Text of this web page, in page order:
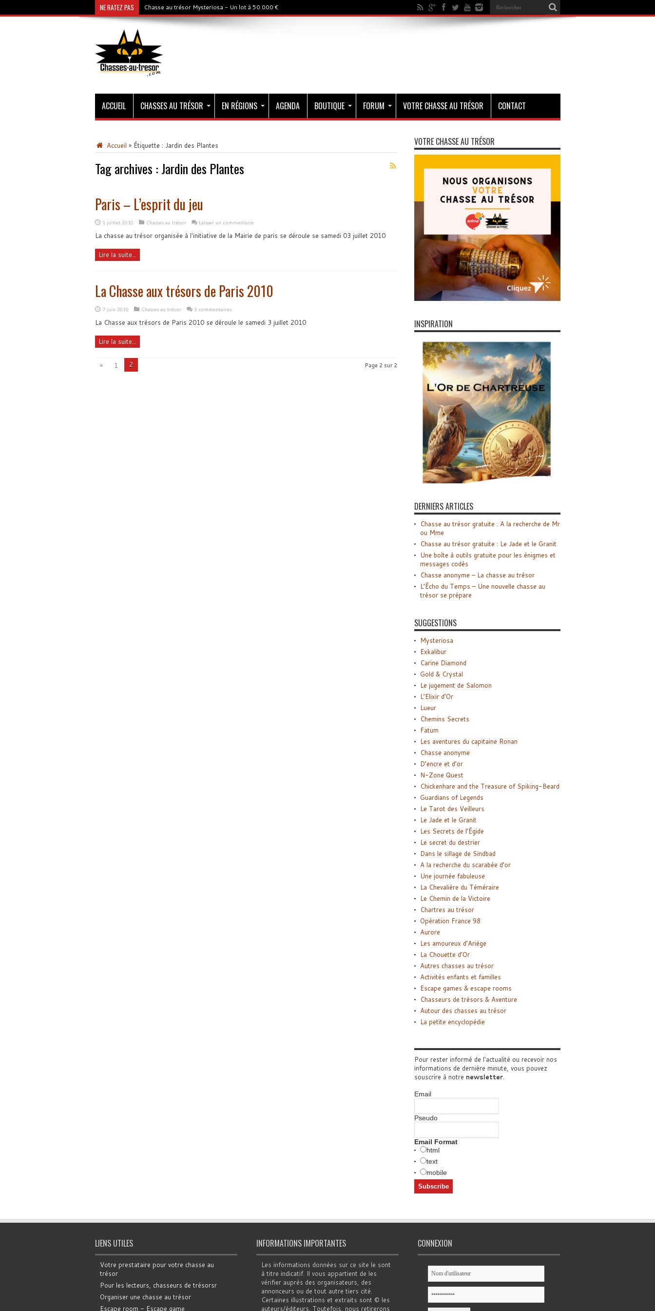
NE RATEZ PAS Chasse au trésor Mysteriosa - Un lot à 50 000 €
ACCUEIL CHASSES AU TRÉSOR EN RÉGIONS AGENDA BOUTIQUE FORUM VOTRE CHASSE AU TRÉSOR CONTACT
Accueil » Étiquette : Jardin des Plantes
Tag archives : Jardin des Plantes
Paris – L’esprit du jeu
1 juillet 2010 Chasses au trésor Laisser un commentaire
La chasse au trésor organisée à l'initiative de la Mairie de paris se déroule se samedi 03 juillet 2010
Lire la suite...
La Chasse aux trésors de Paris 2010
7 juin 2010 Chasses au trésor 3 commentaires
La Chasse aux trésors de Paris 2010 se déroule le samedi 3 juillet 2010
Lire la suite...
Page 2 sur 2
« 1 2
VOTRE CHASSE AU TRÉSOR
INSPIRATION
DERNIERS ARTICLES
Chasse au trésor gratuite : A la recherche de Mr
ou Mme
Chasse au trésor gratuite : Le Jade et le Granit
Une boîte à outils gratuite pour les énigmes et
messages codés
Chasse anonyme – La chasse au trésor
L’Écho du Temps – Une nouvelle chasse au
trésor se prépare
SUGGESTIONS
Mysteriosa
Exkalibur
Carine Diamond
Gold & Crystal
Le jugement de Salomon
L’Elixir d’Or
Lueur
Chemins Secrets
Fatum
Les aventures du capitaine Ronan
Chasse anonyme
D’encre et d’or
N-Zone Quest
Chickenhare and the Treasure of Spiking-Beard
Guardians of Legends
Le Tarot des Veilleurs
Le Jade et le Granit
Les Secrets de l’Égide
Le secret du destrier
Dans le sillage de Sindbad
A la recherche du scarabée d’or
Une journée fabuleuse
La Chevalière du Téméraire
Le Chemin de la Victoire
Chartres au trésor
Opération France 98
Aurore
Les amoureux d’Ariège
La Chouette d’Or
Autres chasses au trésor
Activités enfants et familles
Escape games & escape rooms
Chasseurs de trésors & Aventure
Autour des chasses au trésor
La petite encyclopédie
Pour rester informé de l'actualité ou recevoir nos
informations de dernière minute, vous pouvez
souscrire à notre newsletter.
Email
Pseudo
Email Format
html
text
mobile
LIENS UTILES
Votre prestataire pour votre chasse au
trésor
Pour les lecteurs, chasseurs de trésorsr
Organiser une chasse au trésor
Escape room - Escape game
INFORMATIONS IMPORTANTES
Les informations données sur ce site le sont
à titre indicatif. Il vous appartient de les
vérifier auprès des organisateurs, des
annonceurs ou de tout autre tiers cité.
Certaines illustrations et extraits sont © les
auteurs/éditeurs. Toutefois, nous retirerons
CONNEXION